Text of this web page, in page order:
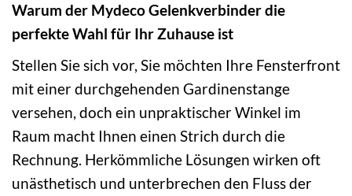
Warum der Mydeco Gelenkverbinder die
perfekte Wahl für Ihr Zuhause ist
Stellen Sie sich vor, Sie möchten Ihre Fensterfront
mit einer durchgehenden Gardinenstange
versehen, doch ein unpraktischer Winkel im
Raum macht Ihnen einen Strich durch die
Rechnung. Herkömmliche Lösungen wirken oft
unästhetisch und unterbrechen den Fluss der